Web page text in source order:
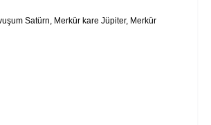
Satürn, Merkür kare Jüpiter, Merkür